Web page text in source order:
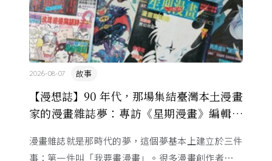
【漫想誌】90 年代，那場集結臺灣本土漫畫
家的漫畫雜誌夢：專訪《星期漫畫》編輯黃
故事
2026-08-07
漫畫雜誌就是那時代的夢，這個夢基本上建立於三件
事：第一件叫「我要畫漫畫」。很多漫畫創作者從小